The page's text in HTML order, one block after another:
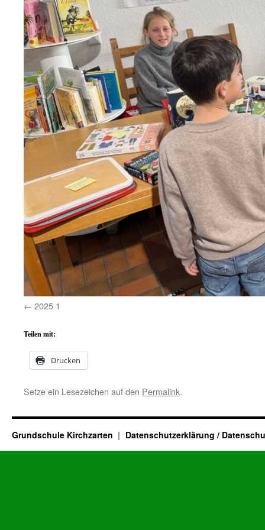
2025 1
Teilen mit:
Drucken
Setze ein Lesezeichen auf den Permalink.
Grundschule Kirchzarten Datenschutzerklärung /